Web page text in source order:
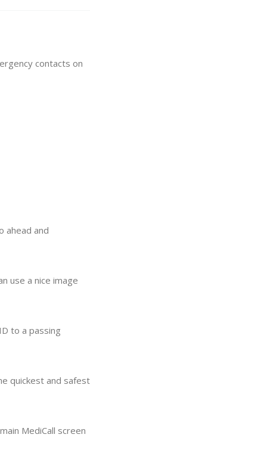
contacts on
ahead and
use a nice image
to a passing
quickest and safest
MediCall screen